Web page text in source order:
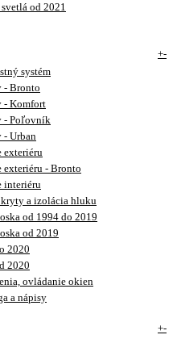
od 2021
+-
systém
- Bronto
- Komfort
- Poľovník
- Urban
exteriéru
exteriéru - Bronto
interiéru
kryty a izolácia hluku
od 1994 do 2019
od 2019
2020
2020
ovládanie okien
a nápisy
+-